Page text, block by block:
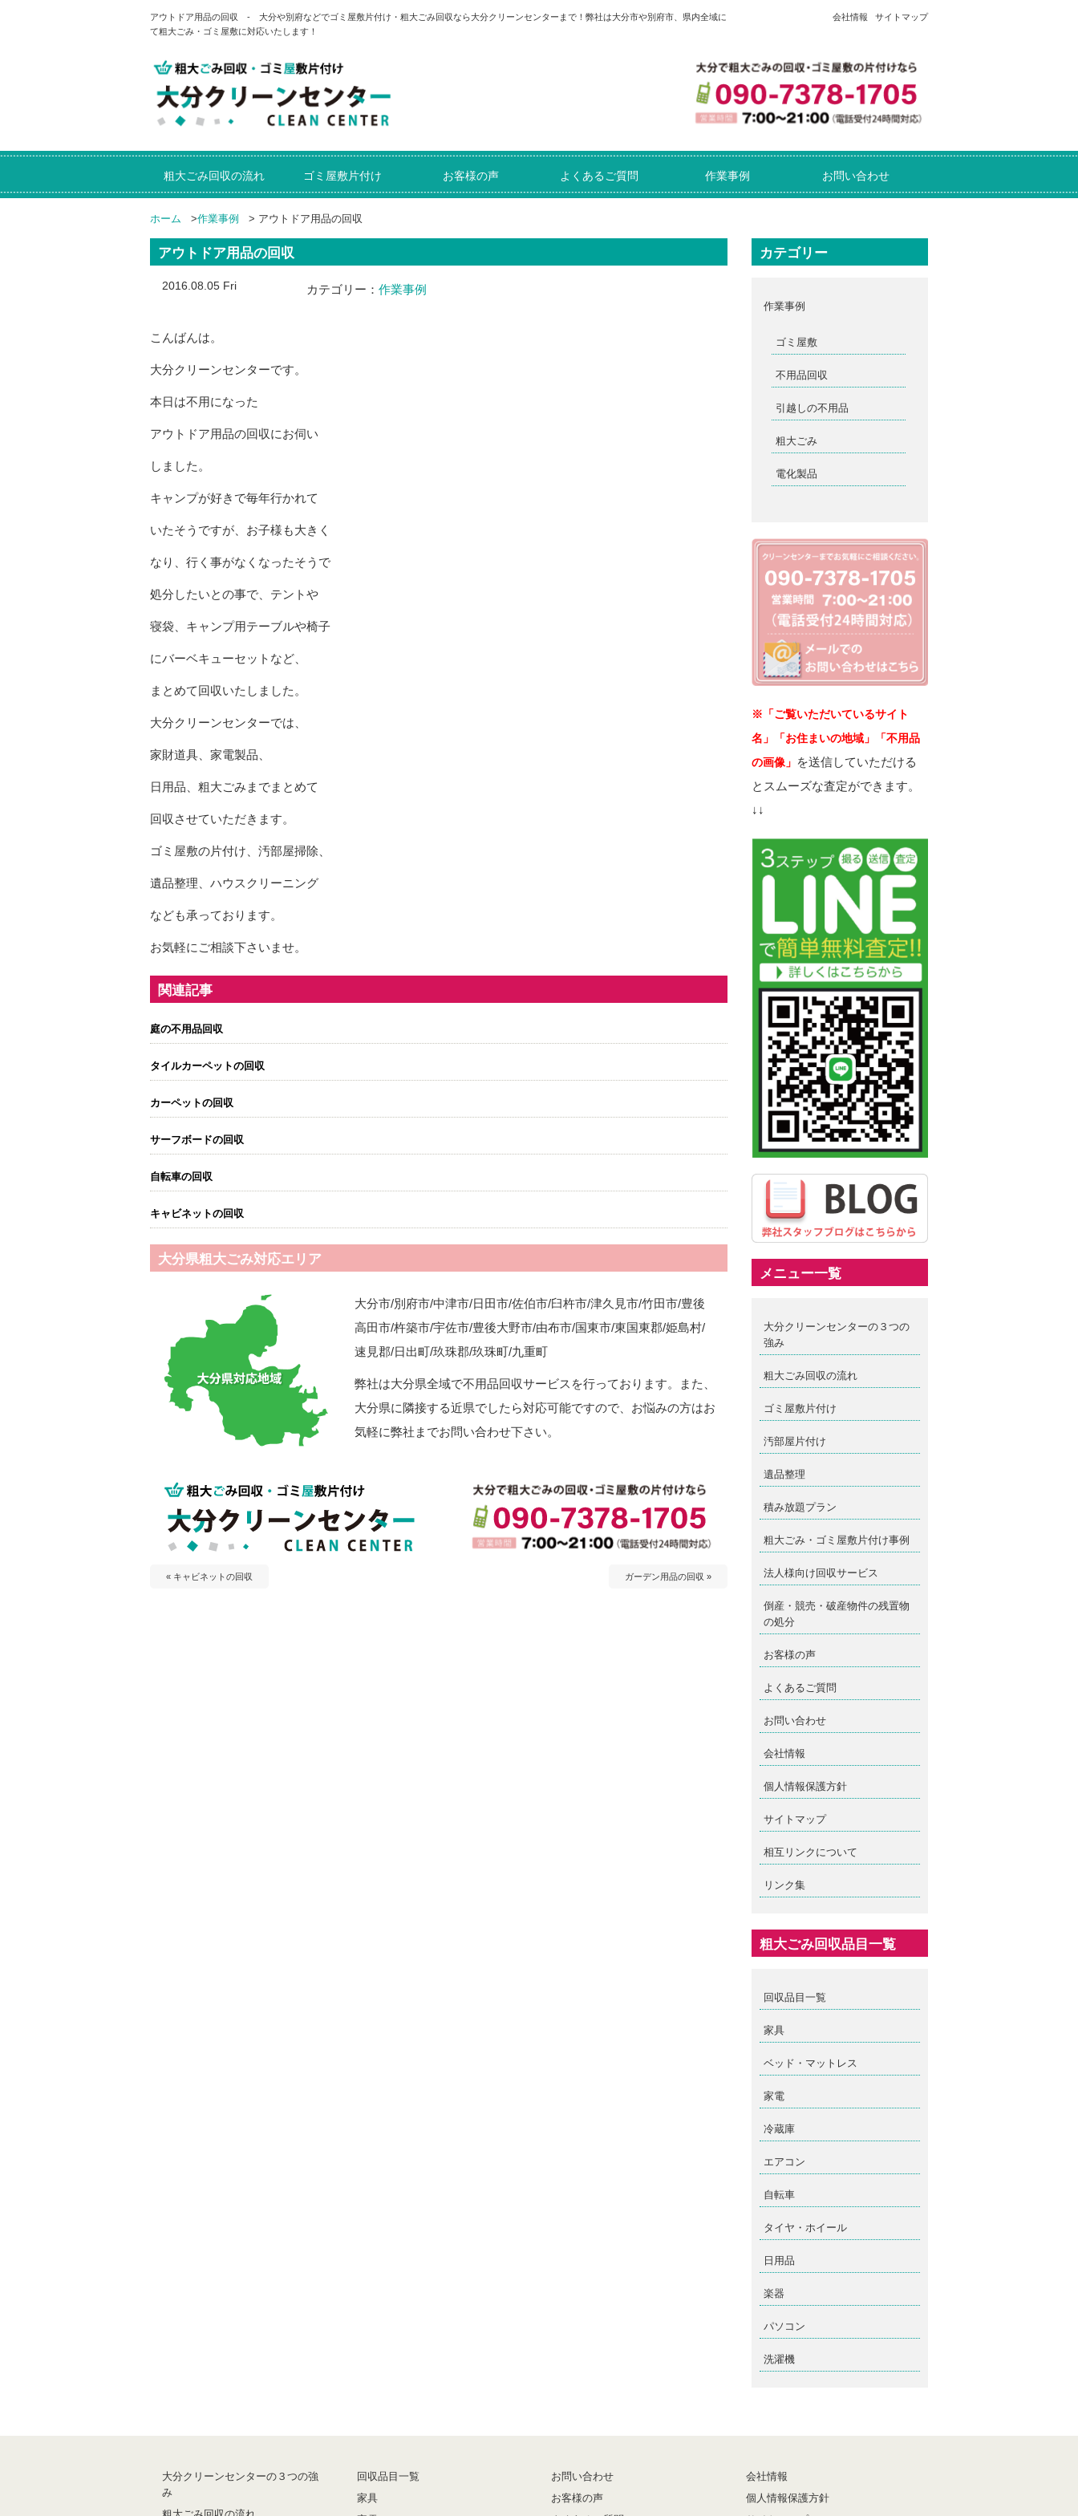
アウトドア用品の回収 - 大分や別府などでゴミ屋敷片付け・粗大ごみ回収なら大分クリーンセンターまで！弊社は大分市や別府市、県内全域に
て粗大ごみ・ゴミ屋敷に対応いたします！
会社情報 サイトマップ
粗大ごみ回収の流れ ゴミ屋敷片付け お客様の声 よくあるご質問 作業事例 お問い合わせ
ホーム >作業事例 > アウトドア用品の回収
アウトドア用品の回収
2016.08.05 Fri カテゴリー： 作業事例
こんばんは。
大分クリーンセンターです。
本日は不用になった
アウトドア用品の回収にお伺い
しました。
キャンプが好きで毎年行かれて
いたそうですが、お子様も大きく
なり、行く事がなくなったそうで
処分したいとの事で、テントや
寝袋、キャンプ用テーブルや椅子
にバーベキューセットなど、
まとめて回収いたしました。
大分クリーンセンターでは、
家財道具、家電製品、
日用品、粗大ごみまでまとめて
回収させていただきます。
ゴミ屋敷の片付け、汚部屋掃除、
遺品整理、ハウスクリーニング
なども承っております。
お気軽にご相談下さいませ。
関連記事
庭の不用品回収
タイルカーペットの回収
カーペットの回収
サーフボードの回収
自転車の回収
キャビネットの回収
大分県粗大ごみ対応エリア
大分市/別府市/中津市/日田市/佐伯市/臼杵市/津久見市/竹田市/豊後
高田市/杵築市/宇佐市/豊後大野市/由布市/国東市/東国東郡/姫島村/
速見郡/日出町/玖珠郡/玖珠町/九重町
弊社は大分県全域で不用品回収サービスを行っております。また、
大分県に隣接する近県でしたら対応可能ですので、お悩みの方はお
気軽に弊社までお問い合わせ下さい。
« キャビネットの回収 ガーデン用品の回収 »
カテゴリー
作業事例
ゴミ屋敷
不用品回収
引越しの不用品
粗大ごみ
電化製品
※「ご覧いただいているサイト
名」「お住まいの地域」「不用品
の画像」 を送信していただける
とスムーズな査定ができます。
↓↓
メニュー一覧
大分クリーンセンターの３つの
強み
粗大ごみ回収の流れ
ゴミ屋敷片付け
汚部屋片付け
遺品整理
積み放題プラン
粗大ごみ・ゴミ屋敷片付け事例
法人様向け回収サービス
倒産・競売・破産物件の残置物
の処分
お客様の声
よくあるご質問
お問い合わせ
会社情報
個人情報保護方針
サイトマップ
相互リンクについて
リンク集
粗大ごみ回収品目一覧
回収品目一覧
家具
ベッド・マットレス
家電
冷蔵庫
エアコン
自転車
タイヤ・ホイール
日用品
楽器
パソコン
洗濯機
大分クリーンセンターの３つの強
み
回収品目一覧
家具
お問い合わせ
お客様の声
会社情報
個人情報保護方針